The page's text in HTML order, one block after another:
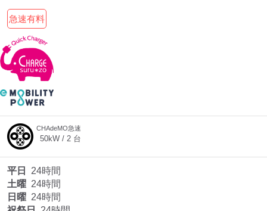
急速有料
CHAdeMO急速
50kW / 2 台
平日
24時間
土曜 24時間
日曜 24時間